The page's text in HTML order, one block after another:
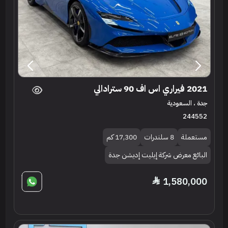
2021 فيراري اس اف 90 سترادالي
جدة ، السعودية
244552
مستعملة 8 سلندرات
17,300 كم
البائع معرض شركة إيليت إديشن جدة
1,580,000